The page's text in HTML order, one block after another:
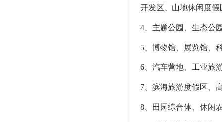
开发区、山地休闲度假
4、主题公园、生态公
5、博物馆、展览馆、
6、汽车营地、工业旅
7、滨海旅游度假区、
8、田园综合体、休闲